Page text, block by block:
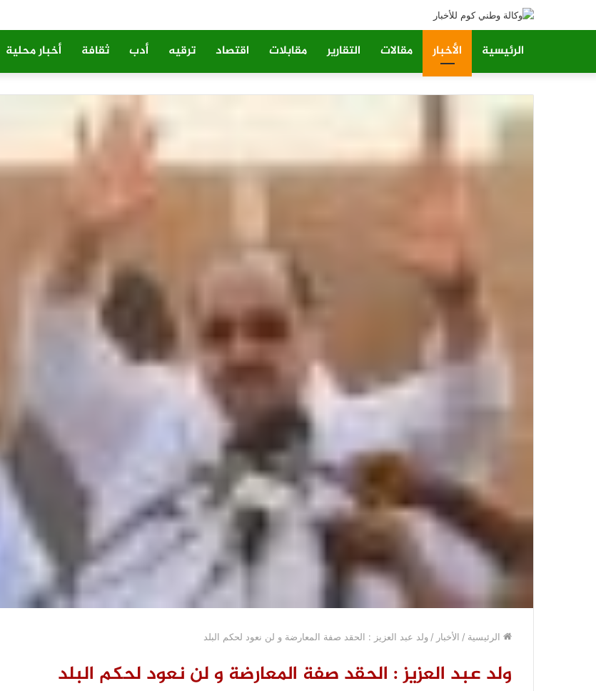
الرئيسية الأخبار مقالات التقارير مقابلات اقتصاد ترقيه أدب ثقافة أخبار محلية
الرئيسية / الأخبار / ولد عبد العزيز : الحقد صفة المعارضة و لن نعود لحكم البلد
ولد عبد العزيز : الحقد صفة المعارضة و لن نعود لحكم البلد